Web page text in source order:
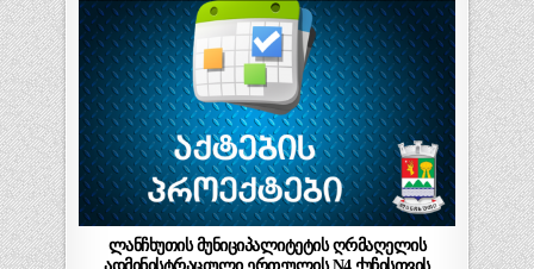
ლანჩხუთის მუნიციპალიტეტის ღრმაღელის